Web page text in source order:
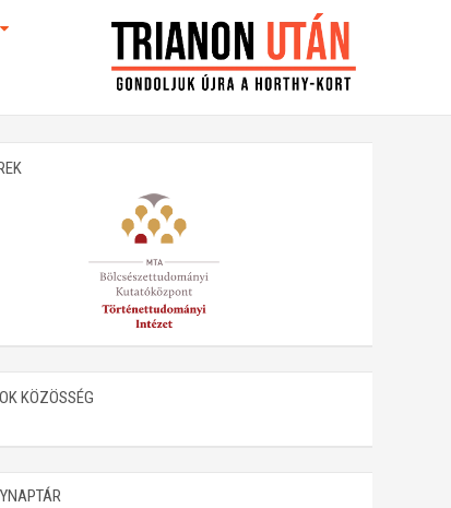
(feltöltés alatt)
KÖZÖSSÉG